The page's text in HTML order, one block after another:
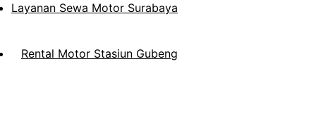
Layanan Sewa Motor Surabaya
Rental Motor Stasiun Gubeng